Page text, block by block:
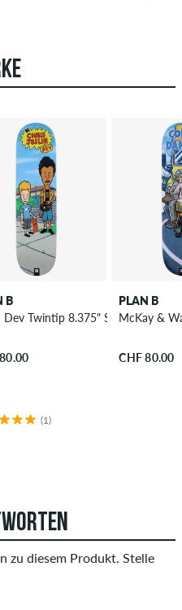
B
Dev Twintip 8.375" Skateboard
(1)
PLAN B
McKay &
CHF 80.00
zu diesem Produkt. Stelle